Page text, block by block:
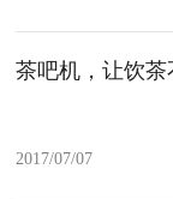
茶吧机，让饮茶
2017/07/07